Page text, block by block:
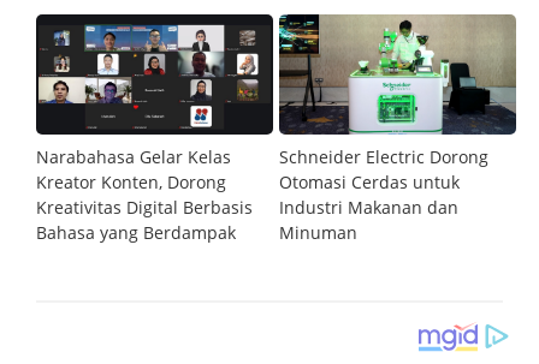
Narabahasa Gelar Kelas
Kreator Konten, Dorong
Kreativitas Digital Berbasis
Bahasa yang Berdampak
Schneider Electric Dorong
Otomasi Cerdas untuk
Industri Makanan dan
Minuman